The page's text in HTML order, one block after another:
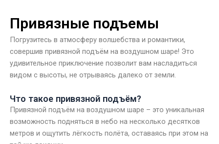
Привязные подъемы
Погрузитесь в атмосферу волшебства и романтики,
совершив привязной подъём на воздушном шаре! Это
удивительное приключение позволит вам насладиться
видом с высоты, не отрываясь далеко от земли.
Что такое привязной подъём?
Привязной подъём на воздушном шаре – это уникальная
возможность подняться в небо на несколько десятков
метров и ощутить лёгкость полёта, оставаясь при этом на